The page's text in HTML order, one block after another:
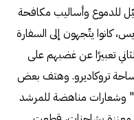
للدموع وأساليب مكافحة
كانوا يتّجهون إلى السفارة
تعبيرًا عن غضبهم على
ساحة تروكاديرو. وهتف بعض
وشعارات مناهضة للمرشد